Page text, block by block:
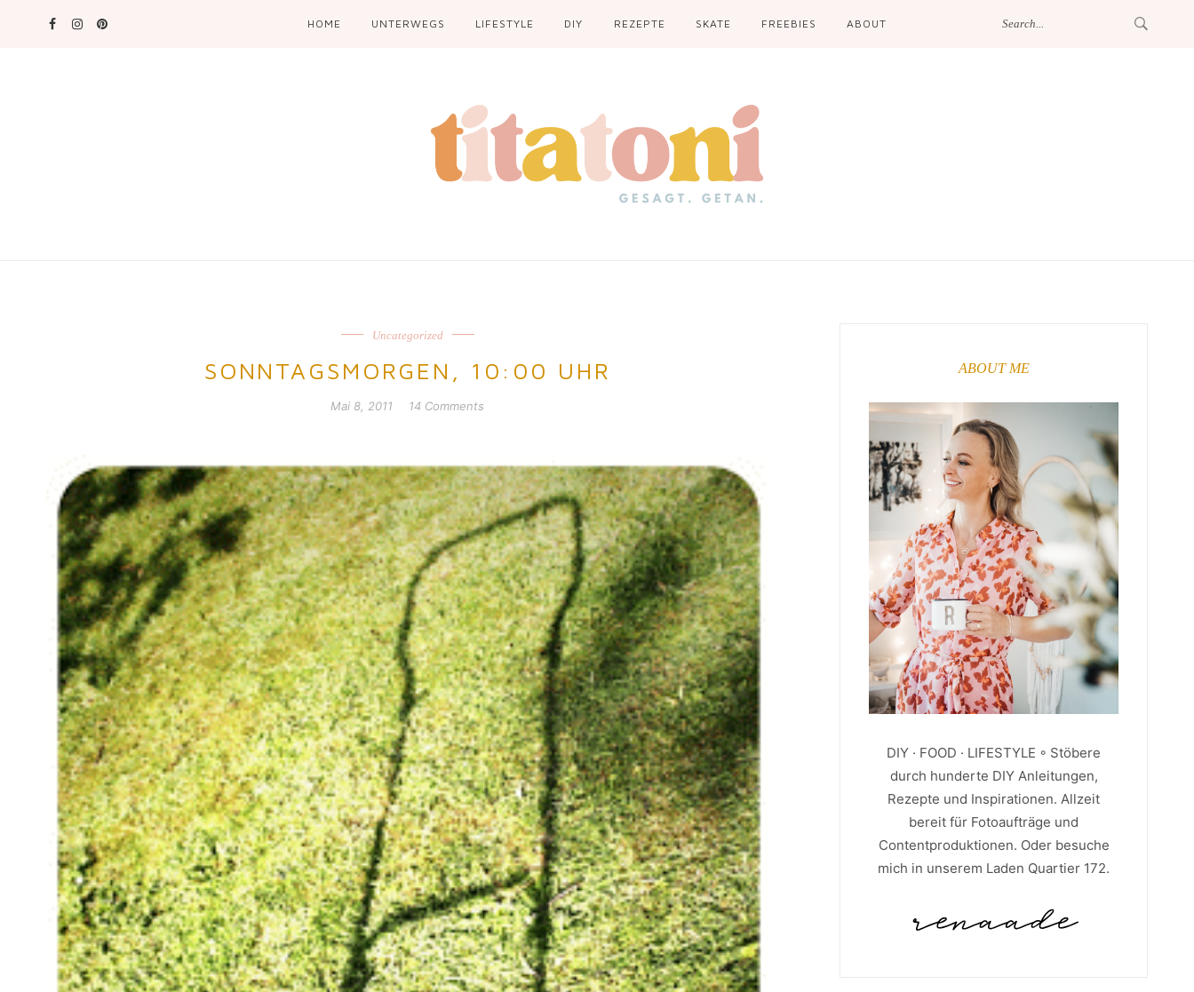
HOME UNTERWEGS LIFESTYLE DIY REZEPTE SKATE FREEBIES ABOUT
Uncategorized
SONNTAGSMORGEN, 10:00 UHR
Mai 8, 2011 14 Comments
ABOUT ME
DIY · FOOD · LIFESTYLE ◦ Stöbere
durch hunderte DIY Anleitungen,
Rezepte und Inspirationen. Allzeit
bereit für Fotoaufträge und
Contentproduktionen. Oder besuche
mich in unserem Laden Quartier 172.